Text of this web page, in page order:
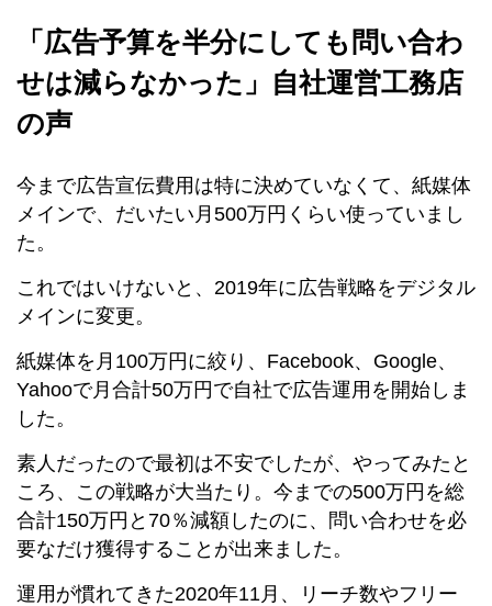
「広告予算を半分にしても問い合わ
せは減らなかった」自社運営工務店
の声
今まで広告宣伝費用は特に決めていなくて、紙媒体
メインで、だいたい月500万円くらい使っていまし
た。
これではいけないと、2019年に広告戦略をデジタル
メインに変更。
紙媒体を月100万円に絞り、Facebook、Google、
Yahooで月合計50万円で自社で広告運用を開始しま
した。
素人だったので最初は不安でしたが、やってみたと
ころ、この戦略が大当たり。今までの500万円を総
合計150万円と70％減額したのに、問い合わせを必
要なだけ獲得することが出来ました。
運用が慣れてきた2020年11月、リーチ数やフリー